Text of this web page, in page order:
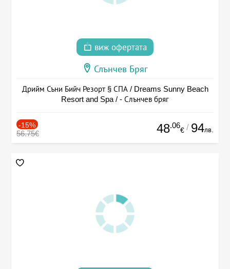
виж офертата
Слънчев Бряг
Дрийм Съни Бийч Резорт § СПА / Dreams Sunny Beach
Resort and Spa / - Слънчев бряг
-15%
56.75€ 48.06
€ / 94лв.